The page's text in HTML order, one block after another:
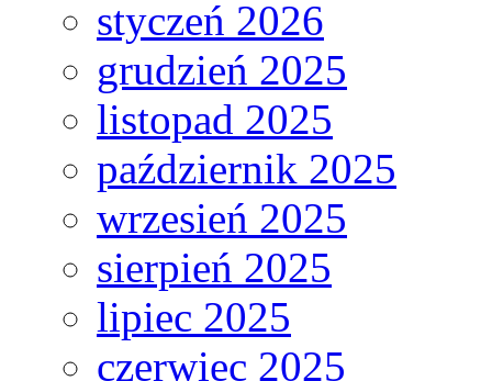
styczeń 2026
grudzień 2025
listopad 2025
październik 2025
wrzesień 2025
sierpień 2025
lipiec 2025
czerwiec 2025